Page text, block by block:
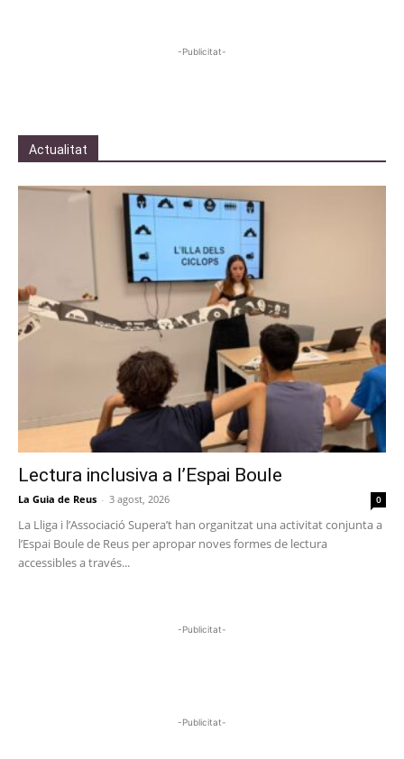
-Publicitat-
Actualitat
Lectura inclusiva a l’Espai Boule
La Guia de Reus - 3 agost, 2026 0
La Lliga i l’Associació Supera’t han organitzat una activitat conjunta a
l’Espai Boule de Reus per apropar noves formes de lectura
accessibles a través...
-Publicitat-
-Publicitat-